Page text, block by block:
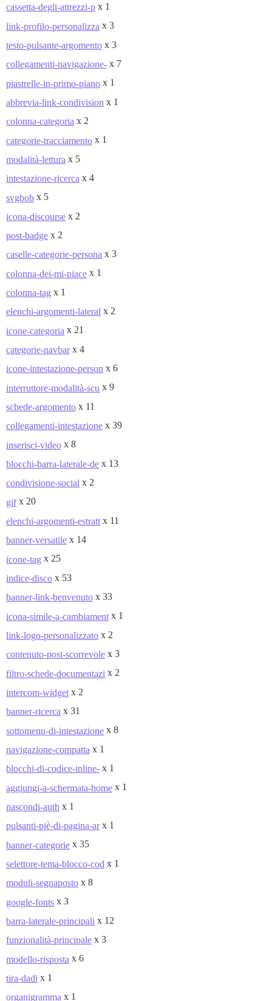
cassetta-degli-attrezzi-p x 1
link-profilo-personalizza x 3
testo-pulsante-argomento x 3
collegamenti-navigazione- x 7
piastrelle-in-primo-piano x 1
abbrevia-link-condivision x 1
colonna-categoria x 2
categorie-tracciamento x 1
modalità-lettura x 5
intestazione-ricerca x 4
svgbob x 5
icona-discourse x 2
post-badge x 2
caselle-categorie-persona x 3
colonna-dei-mi-piace x 1
colonna-tag x 1
elenchi-argomenti-lateral x 2
icone-categoria x 21
categorie-navbar x 4
icone-intestazione-person x 6
interruttore-modalità-scu x 9
schede-argomento x 11
collegamenti-intestazione x 39
inserisci-video x 8
blocchi-barra-laterale-de x 13
condivisione-social x 2
gif x 20
elenchi-argomenti-estratt x 11
banner-versatile x 14
icone-tag x 25
indice-disco x 53
banner-link-benvenuto x 33
icona-simile-a-cambiament x 1
link-logo-personalizzato x 2
contenuto-post-scorrevole x 3
filtro-schede-documentazi x 2
intercom-widget x 2
banner-ricerca x 31
sottomenu-di-intestazione x 8
navigazione-compatta x 1
blocchi-di-codice-inline- x 1
aggiungi-a-schermata-home x 1
nascondi-auth x 1
pulsanti-piè-di-pagina-ar x 1
banner-categorie x 35
selettore-tema-blocco-cod x 1
moduli-segnaposto x 8
google-fonts x 3
barra-laterale-principali x 12
funzionalità-principale x 3
modello-risposta x 6
tira-dadi x 1
organigramma x 1